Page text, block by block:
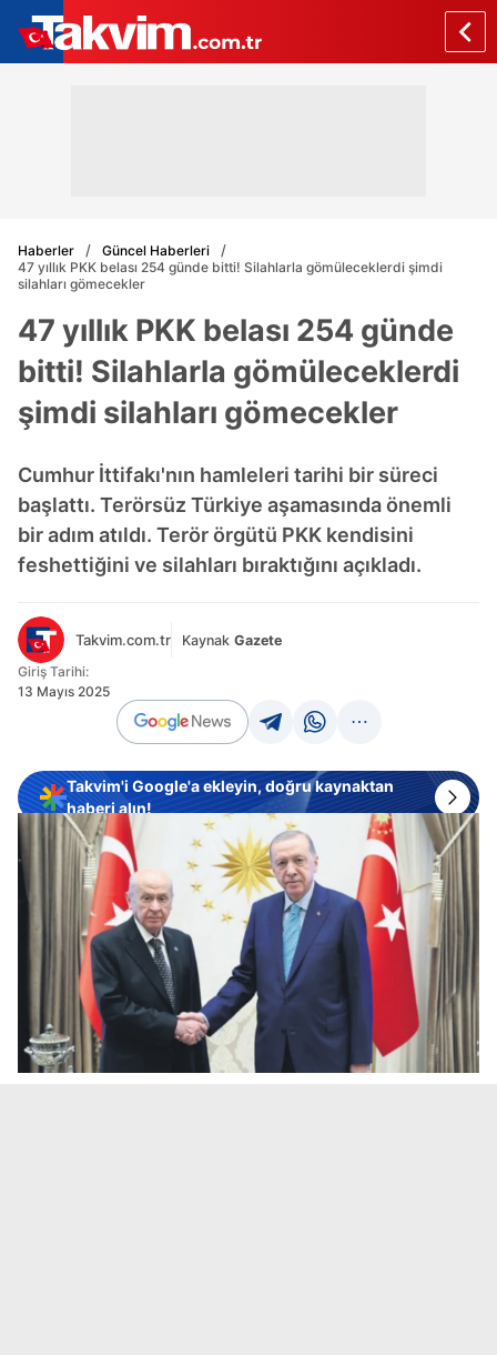
Haberler
Güncel Haberleri
47 yıllık PKK belası 254 günde bitti! Silahlarla gömüleceklerdi şimdi
silahları gömecekler
47 yıllık PKK belası 254 günde
bitti! Silahlarla gömüleceklerdi
şimdi silahları gömecekler
Cumhur İttifakı'nın hamleleri tarihi bir süreci
başlattı. Terörsüz Türkiye aşamasında önemli
bir adım atıldı. Terör örgütü PKK kendisini
feshettiğini ve silahları bıraktığını açıkladı.
Takvim.com.tr Kaynak Gazete
Giriş Tarihi:
13 Mayıs 2025
Takvim'i Google'a ekleyin, doğru kaynaktan
haberi alın!